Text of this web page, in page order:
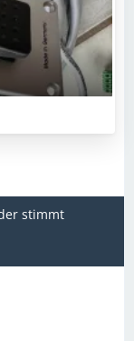
stimmt